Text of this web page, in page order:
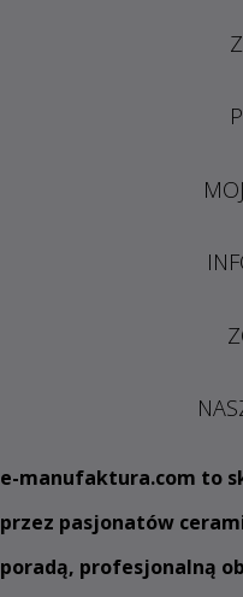
e-manufaktura.com to
przez pasjonatów
poradą, profesjonalną